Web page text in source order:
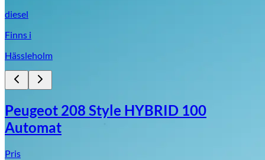
diesel
Finns i
Hässleholm
Peugeot 208 Style HYBRID 100
Automat
Pris